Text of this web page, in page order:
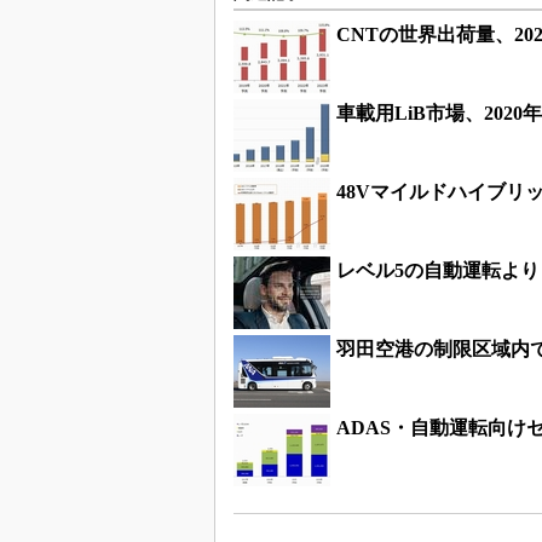
CNTの世界出荷量、
車載用LiB市場、2020
48Vマイルドハイブリ
レベル5の自動運転よ
羽田空港の制限区域内
ADAS・自動運転向け